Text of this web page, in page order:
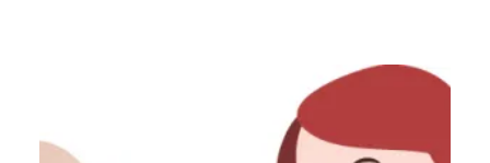
puériculture accompagne les enfants au